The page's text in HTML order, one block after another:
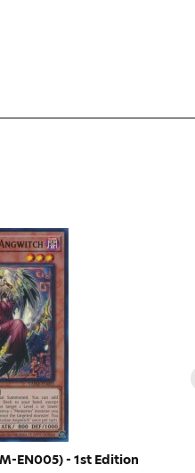
EN005) - 1st Edition